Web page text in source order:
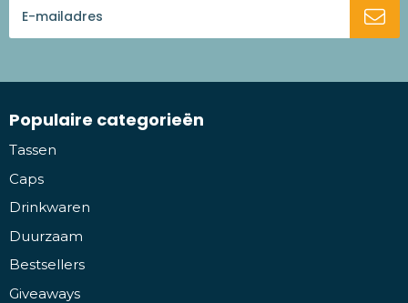
Populaire categorieën
Tassen
Caps
Drinkwaren
Duurzaam
Bestsellers
Giveaways